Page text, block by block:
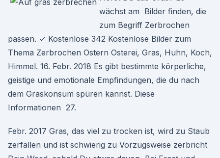
wächst am Bilder finden, die
zum Begriff Zerbrochen
passen. ✓ Kostenlose 342 Kostenlose Bilder zum
Thema Zerbrochen Ostern Osterei, Gras, Huhn, Koch,
Himmel. 16. Febr. 2018 Es gibt bestimmte körperliche,
geistige und emotionale Empfindungen, die du nach
dem Graskonsum spüren kannst. Diese
Informationen 27.
Febr. 2017 Gras, das viel zu trocken ist, wird zu Staub
zerfallen und ist schwierig zu Vorzugsweise zerbricht